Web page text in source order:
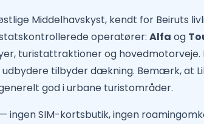
Middelhavskyst, kendt for Beiruts
operatører: Alfa og
turistattraktioner og
tilbyder dækning. Bemærk, at
god i urbane turistområder.
ingen SIM-kortsbutik, ingen